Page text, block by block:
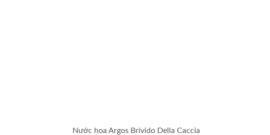
Nước hoa Argos Brivido Della Caccia